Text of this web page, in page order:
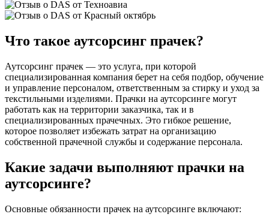
Что такое аутсорсинг прачек?
Аутсорсинг прачек — это услуга, при которой
специализированная компания берет на себя подбор, обучение
и управление персоналом, ответственным за стирку и уход за
текстильными изделиями. Прачки на аутсорсинге могут
работать как на территории заказчика, так и в
специализированных прачечных. Это гибкое решение,
которое позволяет избежать затрат на организацию
собственной прачечной службы и содержание персонала.
Какие задачи выполняют прачки на
аутсорсинге?
Основные обязанности прачек на аутсорсинге включают: